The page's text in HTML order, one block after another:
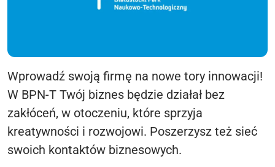
Wprowadź swoją firmę na nowe tory innowacji!
W BPN-T Twój biznes będzie działał bez
zakłóceń, w otoczeniu, które sprzyja
kreatywności i rozwojowi. Poszerzysz też sieć
swoich kontaktów biznesowych.